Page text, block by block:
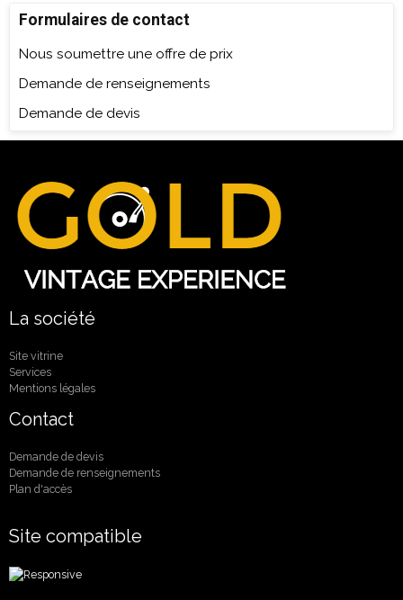
Formulaires de contact
Nous soumettre une offre de prix
Demande de renseignements
Demande de devis
La société
Site vitrine
Services
Mentions légales
Contact
Demande de devis
Demande de renseignements
Plan d'accès
Site compatible